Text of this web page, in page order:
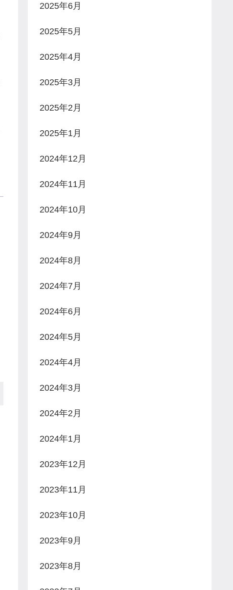
2025年6月
2025年5月
2025年4月
2025年3月
2025年2月
2025年1月
2024年12月
2024年11月
2024年10月
2024年9月
2024年8月
2024年7月
2024年6月
2024年5月
2024年4月
2024年3月
2024年2月
2024年1月
2023年12月
2023年11月
2023年10月
2023年9月
2023年8月